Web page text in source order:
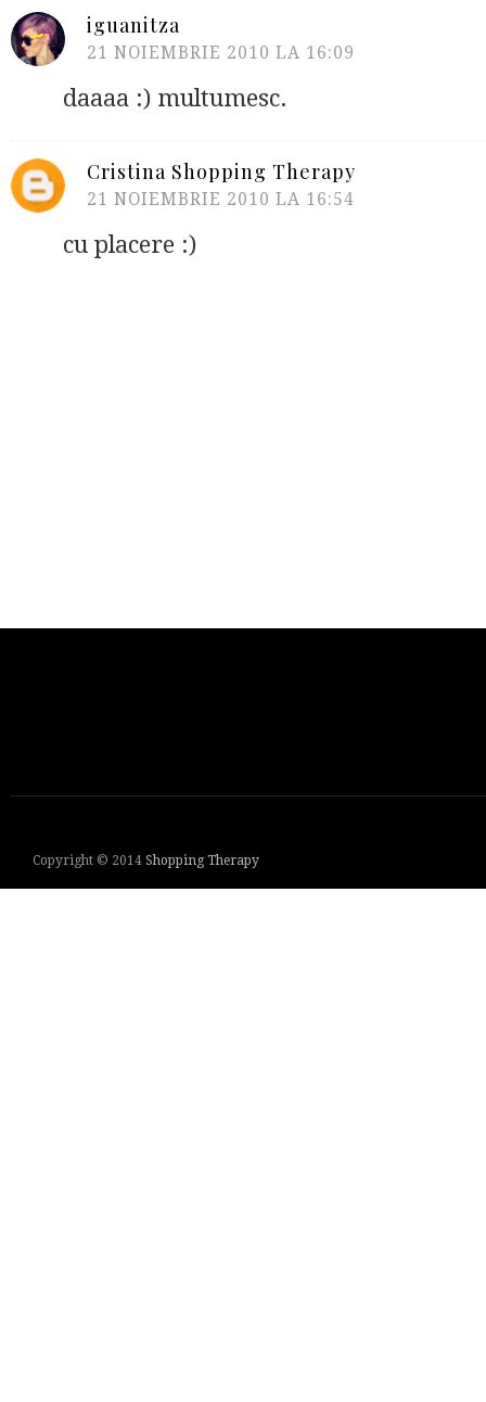
iguanitza
21 NOIEMBRIE 2010 LA 16:09
daaaa :) multumesc.
Cristina Shopping Therapy
21 NOIEMBRIE 2010 LA 16:54
cu placere :)
Copyright © 2014 Shopping Therapy